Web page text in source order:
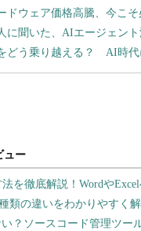
ドウェア価格高騰、今こ
に聞いた、AIエージェン
どう乗り越える？ AI時
を徹底解説！Wordや
類の違いをわかりやすく
？ソースコード管理ツー